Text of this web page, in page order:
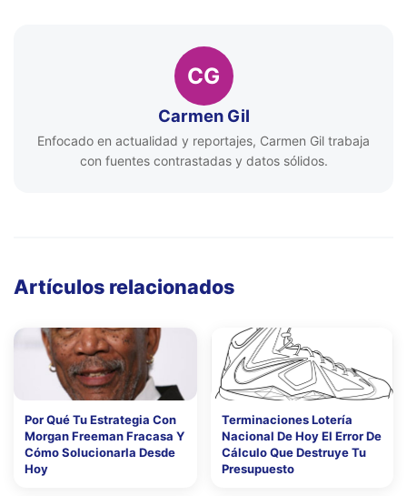
CG
Carmen Gil
Enfocado en actualidad y reportajes, Carmen Gil trabaja
con fuentes contrastadas y datos sólidos.
Artículos relacionados
Por Qué Tu Estrategia Con
Morgan Freeman Fracasa Y
Cómo Solucionarla Desde
Hoy
Terminaciones Lotería
Nacional De Hoy El Error De
Cálculo Que Destruye Tu
Presupuesto